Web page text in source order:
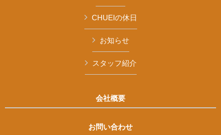
CHUEIの休日
お知らせ
スタッフ紹介
会社概要
お問い合わせ